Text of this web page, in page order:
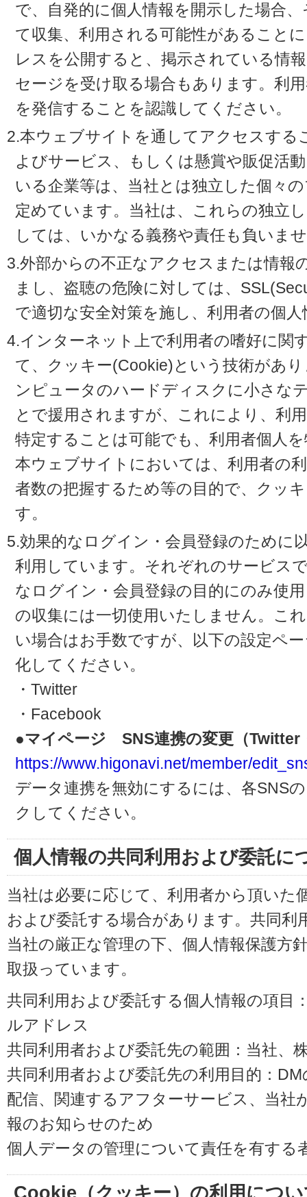
で、自発的に個人情報を開示した場合
て収集、利用される可能性があること
レスを公開すると、掲示されている情
セージを受け取る場合もあります。利
を発信することを認識してください。
2.本ウェブサイトを通してアクセスする
よびサービス、もしくは懸賞や販促活
いる企業等は、当社とは独立した個々
定めています。当社は、これらの独立
しては、いかなる義務や責任も負いま
3.外部からの不正なアクセスまたは情報
まし、盗聴の危険に対しては、
で適切な安全対策を施し、利用者の個
4.インターネット上で利用者の嗜好に関
て、クッキー(Cookie)という技術があ
ンピュータのハードディスクに小さな
とで援用されますが、これにより、利
特定することは可能でも、利用者個人
本ウェブサイトにおいては、利用者の
者数の把握するため等の目的で、クッ
す。
5.効果的なログイン・会員登録のために
利用しています。それぞれのサービス
なログイン・会員登録の目的にのみ使
の収集には一切使用いたしません。こ
い場合はお手数ですが、以下の設定ペ
化してください。
・Twitter
・Facebook
●マイページ SNS連携の変更（Twitter
https://www.higonavi.net/member/
データ連携を無効にするには、各SNS
クしてください。
個人情報の共同利用および委託に
当社は必要に応じて、利用者から頂いた
および委託する場合があります。共同利
当社の厳正な管理の下、個人情報保護方
取扱っています。
共同利用および委託する個人情報の項目
ルアドレス
共同利用者および委託先の範囲：当社、
共同利用者および委託先の利用目的：
配信、関連するアフターサービス、当社
報のお知らせのため
個人データの管理について責任を有する
Cookie（クッキー）の利用につ